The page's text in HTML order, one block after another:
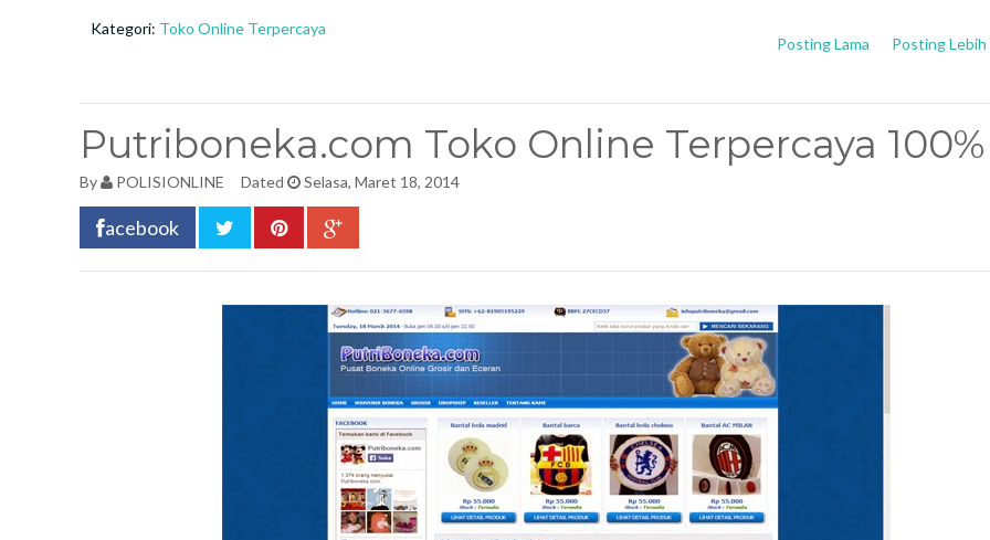
Kategori: Toko Online Terpercaya
Posting Lebih
Posting Lama
Putriboneka.com Toko Online Terpercaya 100%
By POLISIONLINE Dated Selasa, Maret 18, 2014
acebook